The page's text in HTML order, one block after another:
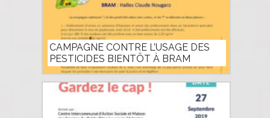
CAMPAGNE CONTRE L’USAGE DES
PESTICIDES BIENTÔT À BRAM